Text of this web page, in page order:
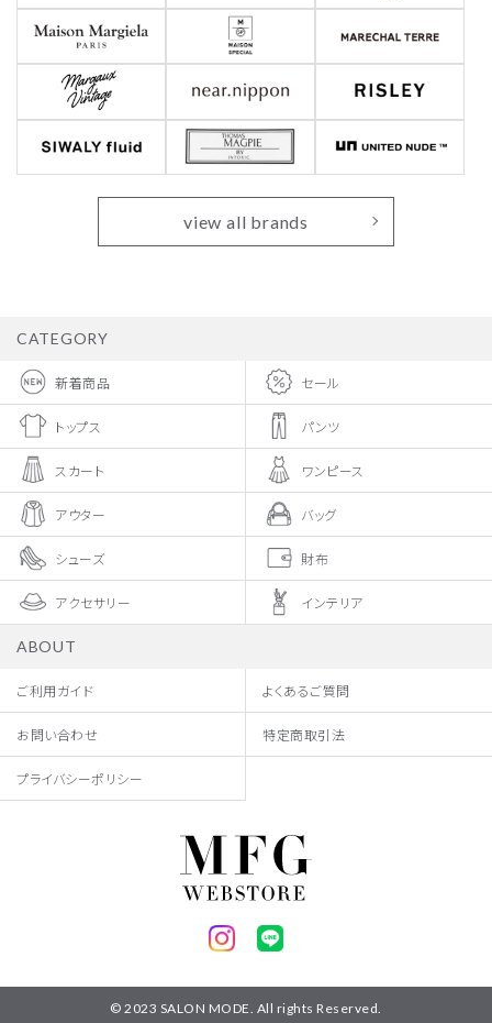
view all brands
CATEGORY
新着商品 セール
トップス パンツ
スカート ワンピース
アウター バッグ
シューズ 財布
アクセサリー インテリア
ABOUT
ご利用ガイド よくあるご質問
お問い合わせ 特定商取引法
プライバシーポリシー
© 2023 SALON MODE. All rights Reserved.